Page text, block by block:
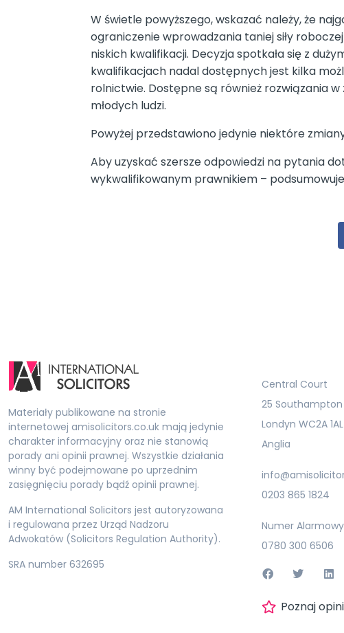
W świetle powyższego, wskazać należy, że
ograniczenie wprowadzania taniej siły
niskich kwalifikacji. Decyzja spotkała się z
kwalifikacjach nadal dostępnych jest kilka
rolnictwie. Dostępne są również rozwiązania
młodych ludzi.
Powyżej przedstawiono jedynie niektóre
Aby uzyskać szersze odpowiedzi na pytania
wykwalifikowanym prawnikiem – podsumowuje
Materiały publikowane na stronie
internetowej amisolicitors.co.uk mają jedynie
charakter informacyjny oraz nie stanowią
porady ani opinii prawnej. Wszystkie działania
winny być podejmowane po uprzednim
zasięgnięciu porady bądź opinii prawnej.
AM International Solicitors jest autoryzowana
i regulowana przez Urząd Nadzoru
Adwokatów (Solicitors Regulation Authority).
SRA number 632695
Central Court
25 Southampton
Londyn WC2A 1AL
Anglia
0203 865 1824
Numer
0780 300 6506
Poznaj